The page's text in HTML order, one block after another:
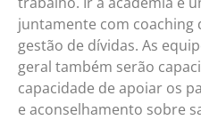
juntamente com coaching
gestão de dívidas. As
geral também serão
capacidade de apoiar os
e aconselhamento sobre